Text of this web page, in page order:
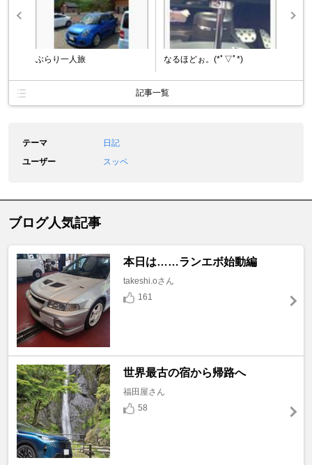
ぶらり一人旅 なるほどぉ。(*ﾟ▽ﾟ*)
記事一覧
テーマ
日記
ユーザー
スッペ
ブログ人気記事
本日は……ランエボ始動編
takeshi.oさん
161
世界最古の宿から帰路へ
福田屋さん
58